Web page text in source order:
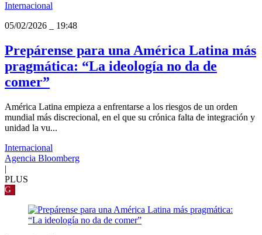
Internacional
05/02/2026
19:48
Prepárense para una América Latina más
pragmática: “La ideología no da de
comer”
América Latina empieza a enfrentarse a los riesgos de un orden
mundial más discrecional, en el que su crónica falta de integración y
unidad la vu...
Internacional
Agencia Bloomberg
|
PLUS
G